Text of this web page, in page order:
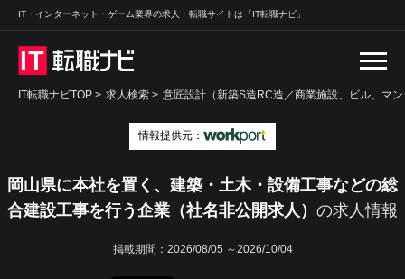
IT・インターネット・ゲーム業界の求人・転職サイトは「IT転職ナビ」
IT転職ナビTOP > 求人検索 > 意匠設計（新築S造RC造／商業施設、ビル、マ
情報提供元：
岡山県に本社を置く、建築・土木・設備工事などの総
合建設工事を行う企業（社名非公開求人） の求人情報
掲載期間： 2026/08/05 ～2026/10/04